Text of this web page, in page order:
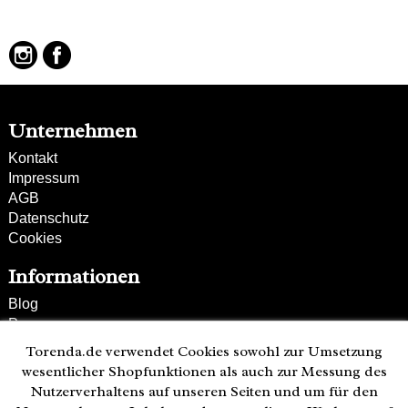
Unternehmen
Kontakt
Impressum
AGB
Datenschutz
Cookies
Informationen
Blog
Presse
Partner
Versand und Zahlung
Bestellung wiederrufen
Torenda.de verwendet Cookies sowohl zur Umsetzung
wesentlicher Shopfunktionen als auch zur Messung des
Nutzerverhaltens auf unseren Seiten und um für den